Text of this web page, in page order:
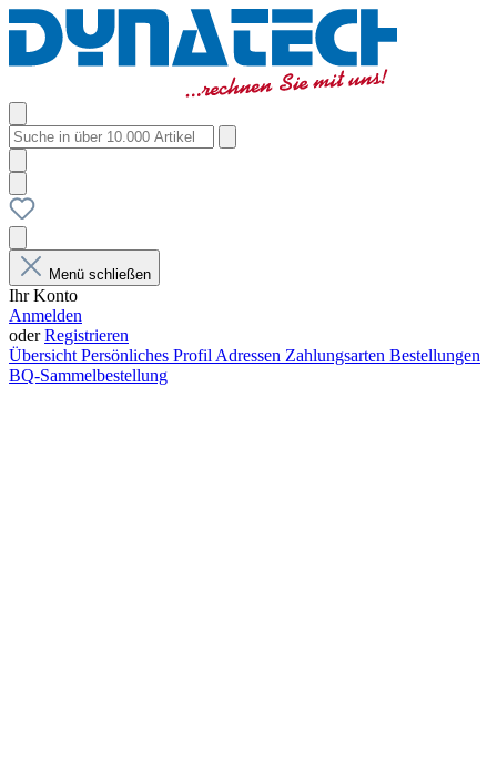
Menü schließen
Ihr Konto
Anmelden
oderRegistrieren
Übersicht Persönliches Profil Adressen Zahlungsarten Bestellungen
BQ-Sammelbestellung